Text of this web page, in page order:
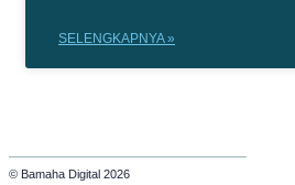
SELENGKAPNYA »
© Bamaha Digital 2026